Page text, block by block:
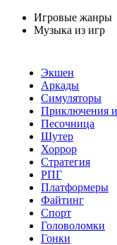
Игровые жанры
Музыка из игр
Экшен
Аркады
Симуляторы
Приключения
Песочница
Шутер
Хоррор
Стратегия
РПГ
Платформеры
Файтинг
Спорт
Головоломки
Гонки